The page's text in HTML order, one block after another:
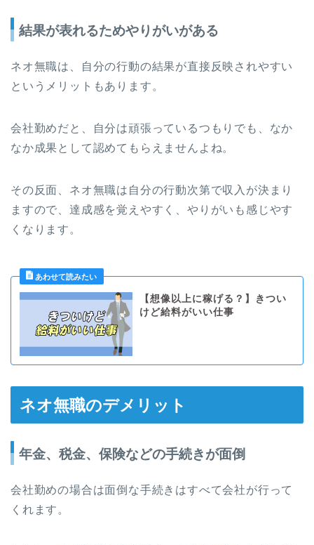
結果が表れるためやりがいがある
ネオ無職は、自分の行動の結果が直接反映されやすい
というメリットもあります。
会社勤めだと、自分は頑張っているつもりでも、なか
なか成果として認めてもらえませんよね。
その反面、ネオ無職は自分の行動次第で収入が決まり
ますので、達成感を覚えやすく、やりがいも感じやす
くなります。
【想像以上に稼げる？】きつい
けど給料がいい仕事
ネオ無職のデメリット
年金、税金、保険などの手続きが面倒
会社勤めの場合は面倒な手続きはすべて会社が行って
くれます。